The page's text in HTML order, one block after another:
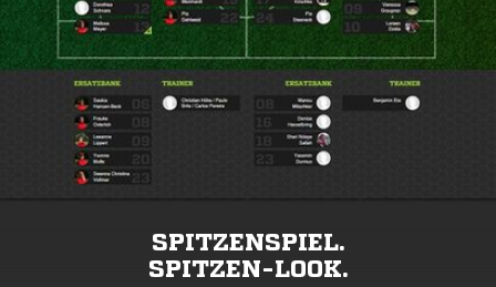
SPITZENSPIEL.
SPITZEN-LOOK.